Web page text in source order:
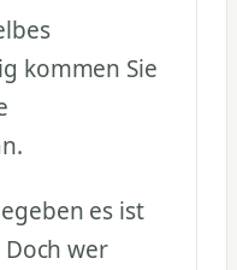
kommen Sie
es ist
Doch wer